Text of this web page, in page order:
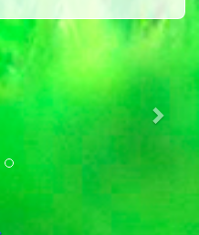
Next